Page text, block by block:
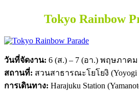
Tokyo Rainbow
วันที่จัดงาน: 6 (ส.) – 7 (อา.) พฤษภาคม
สถานที่: สวนสาธารณะโยโยงิ (Yoyogi
การเดินทาง: Harajuku Station